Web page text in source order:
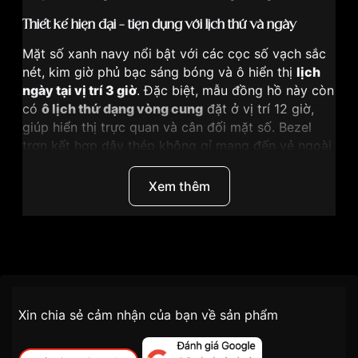
Thiết kế hiện đại – tiện dụng với lịch thứ và ngày
Mặt số xanh navy nổi bật với các cọc số vạch sắc
nét, kim giờ phủ bạc sáng bóng và ô hiển thị lịch
ngày tại vị trí 3 giờ. Đặc biệt, mẫu đồng hồ này còn
có ô lịch thứ dạng vòng cung đặt ở vị trí 12 giờ,
giúp hiển thị trực quan và cân đối mặt số. Bezel
trơn kết hợp dây thép không gỉ mang đến vẻ ngoài
thanh lịch, dễ phối cùng trang phục công sở hay
Xem thêm
tiện lợi –
nhanh chóng – minh bạch
Xin chia sẻ cảm nhận của bạn về sản phẩm